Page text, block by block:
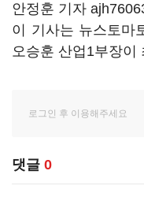
안정훈 기자
이 기사는 뉴스토마
오승훈 산업1부장이
댓글 0